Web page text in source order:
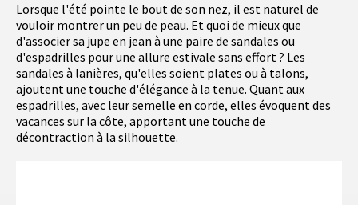
Lorsque l'été pointe le bout de son nez, il est naturel de
vouloir montrer un peu de peau. Et quoi de mieux que
d'associer sa jupe en jean à une paire de sandales ou
d'espadrilles pour une allure estivale sans effort ? Les
sandales à lanières, qu'elles soient plates ou à talons,
ajoutent une touche d'élégance à la tenue. Quant aux
espadrilles, avec leur semelle en corde, elles évoquent des
vacances sur la côte, apportant une touche de
décontraction à la silhouette.